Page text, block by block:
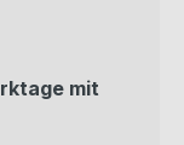
von 5 Sternen
mit